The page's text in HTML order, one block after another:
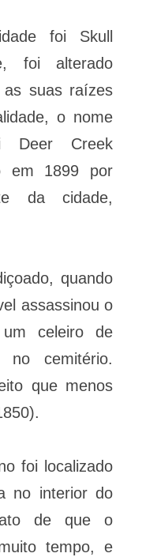
foi Skull
foi alterado
as suas raízes
o nome
Deer Creek
em 1899 por
da cidade,
quando
assassinou o
celeiro de
no cemitério.
que menos
foi localizado
no interior do
de que o
tempo, e